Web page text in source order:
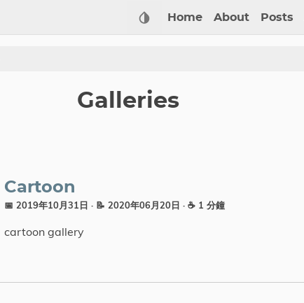
Home About Posts
Galleries
Cartoon
📅 2019年10月31日 · 📝 2020年06月20日 · ☕ 1 分鐘
cartoon gallery